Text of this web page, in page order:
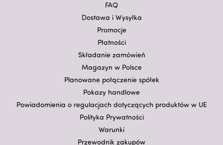
FAQ
Dostawa i Wysyłka
Promocje
Płatności
Składanie zamówień
Magazyn w Polsce
Planowane połączenie spółek
Pokazy handlowe
Powiadomienia o regulacjach dotyczących produktów w UE
Polityka Prywatności
Warunki
Przewodnik zakupów